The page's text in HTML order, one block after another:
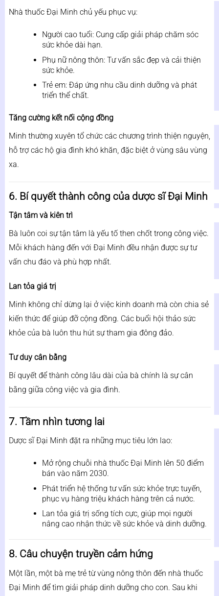
Nhà thuốc Đại Minh chủ yếu phục vụ:
Người cao tuổi: Cung cấp giải pháp chăm sóc
sức khỏe dài hạn.
Phụ nữ nông thôn: Tư vấn sắc đẹp và cải thiện
sức khỏe.
Trẻ em: Đáp ứng nhu cầu dinh dưỡng và phát
triển thể chất.
Tăng cường kết nối cộng đồng
Minh thường xuyên tổ chức các chương trình thiện nguyện,
hỗ trợ các hộ gia đình khó khăn, đặc biệt ở vùng sâu vùng
xa.
6. Bí quyết thành công của dược sĩ Đại Minh
Tận tâm và kiên trì
Bà luôn coi sự tận tâm là yếu tố then chốt trong công việc.
Mỗi khách hàng đến với Đại Minh đều nhận được sự tư
vấn chu đáo và phù hợp nhất.
Lan tỏa giá trị
Minh không chỉ dừng lại ở việc kinh doanh mà còn chia sẻ
kiến thức để giúp đỡ cộng đồng. Các buổi hội thảo sức
khỏe của bà luôn thu hút sự tham gia đông đảo.
Tư duy cân bằng
Bí quyết để thành công lâu dài của bà chính là sự cân
bằng giữa công việc và gia đình.
7. Tầm nhìn tương lai
Dược sĩ Đại Minh đặt ra những mục tiêu lớn lao:
Mở rộng chuỗi nhà thuốc Đại Minh lên 50 điểm
bán vào năm 2030.
Phát triển hệ thống tư vấn sức khỏe trực tuyến,
phục vụ hàng triệu khách hàng trên cả nước.
Lan tỏa giá trị sống tích cực, giúp mọi người
nâng cao nhận thức về sức khỏe và dinh dưỡng.
8. Câu chuyện truyền cảm hứng
Một lần, một bà mẹ trẻ từ vùng nông thôn đến nhà thuốc
Đại Minh để tìm giải pháp dinh dưỡng cho con. Sau khi